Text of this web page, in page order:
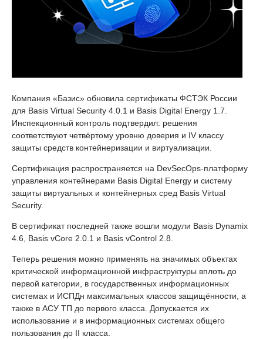
Компания «Базис» обновила сертификаты ФСТЭК России
для Basis Virtual Security 4.0.1 и Basis Digital Energy 1.7.
Инспекционный контроль подтвердил: решения
соответствуют четвёртому уровню доверия и IV классу
защиты средств контейнеризации и виртуализации.
Сертификация распространяется на DevSecOps-платформу
управления контейнерами Basis Digital Energy и систему
защиты виртуальных и контейнерных сред Basis Virtual
Security.
В сертификат последней также вошли модули Basis Dynamix
4.6, Basis vCore 2.0.1 и Basis vControl 2.8.
Теперь решения можно применять на значимых объектах
критической информационной инфраструктуры вплоть до
первой категории, в государственных информационных
системах и ИСПДн максимальных классов защищённости, а
также в АСУ ТП до первого класса. Допускается их
использование и в информационных системах общего
пользования до II класса.